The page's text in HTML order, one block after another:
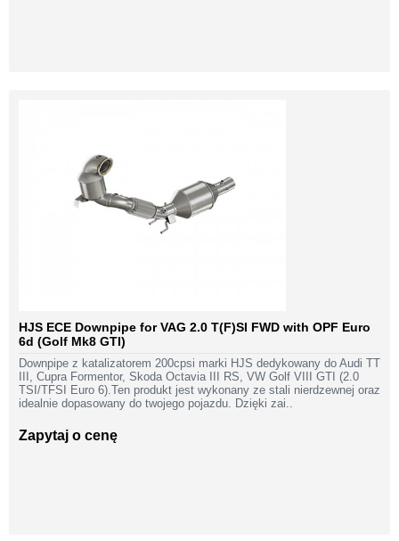
HJS ECE Downpipe for VAG 2.0 T(F)SI FWD with OPF Euro
6d (Golf Mk8 GTI)
Downpipe z katalizatorem 200cpsi marki HJS dedykowany do Audi TT
III, Cupra Formentor, Skoda Octavia III RS, VW Golf VIII GTI (2.0
TSI/TFSI Euro 6).Ten produkt jest wykonany ze stali nierdzewnej oraz
idealnie dopasowany do twojego pojazdu. Dzięki zai..
Zapytaj o cenę